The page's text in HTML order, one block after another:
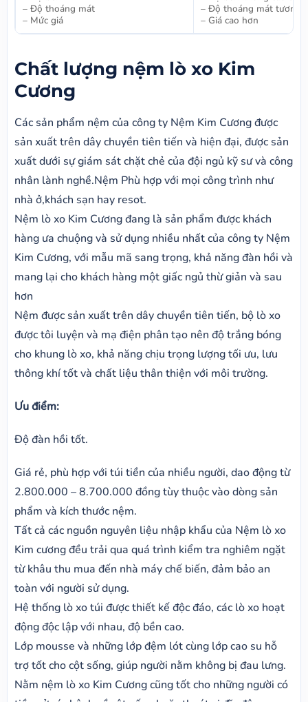
– Độ thoáng mát
– Mức giá
– Độ thoáng mát tương
– Giá cao hơn
Chất lượng nệm lò xo Kim
Cương
Các sản phẩm nệm của công ty Nệm Kim Cương được
sản xuất trên dây chuyền tiên tiến và hiện đại, được sản
xuất dưới sự giám sát chặt chẻ của đội ngủ kỹ sư và công
nhân lành nghề.Nệm Phù hợp với mọi công trình như
nhà ở,khách sạn hay resot.
Nệm lò xo Kim Cương đang là sản phẩm được khách
hàng ưa chuộng và sử dụng nhiều nhất của công ty Nệm
Kim Cương, với mẫu mã sang trọng, khả năng đàn hồi và
mang lại cho khách hàng một giấc ngủ thừ giản và sau
hơn
Nệm được sản xuất trên dây chuyền tiên tiến, bộ lò xo
được tôi luyện và mạ điện phân tạo nên độ trắng bóng
cho khung lò xo, khả năng chịu trọng lượng tối ưu, lưu
thông khí tốt và chất liệu thân thiện với môi trường.
Ưu điểm:
Độ đàn hồi tốt.
Giá rẻ, phù hợp với túi tiền của nhiều người, dao động từ
2.800.000 – 8.700.000 đồng tùy thuộc vào dòng sản
phẩm và kích thước nệm.
Tất cả các nguồn nguyên liệu nhập khẩu của Nệm lò xo
Kim cương đều trải qua quá trình kiểm tra nghiêm ngặt
từ khâu thu mua đến nhà máy chế biến, đảm bảo an
toàn với người sử dụng.
Hệ thống lò xo túi được thiết kế độc đáo, các lò xo hoạt
động độc lập với nhau, độ bền cao.
Lớp mousse và những lớp đệm lót cùng lớp cao su hỗ
trợ tốt cho cột sống, giúp người nằm không bị đau lưng.
Nằm nệm lò xo Kim Cương cũng tốt cho những người có